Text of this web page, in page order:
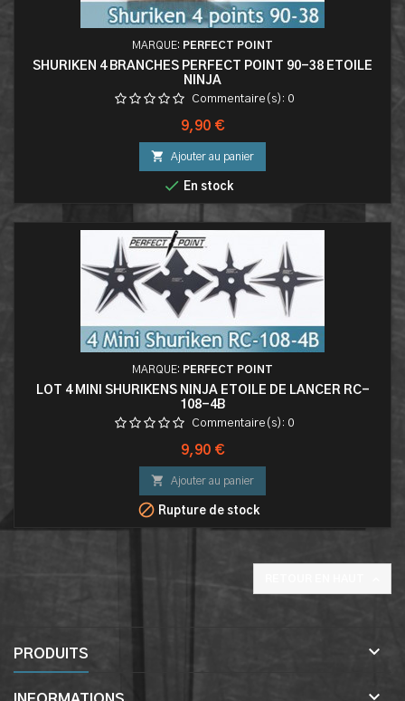
MARQUE: PERFECT POINT
SHURIKEN 4 BRANCHES PERFECT POINT 90-38 ETOILE
NINJA
Commentaire(s): 0
Prix
9,90 €
 Ajouter au panier
 En stock
MARQUE: PERFECT POINT
LOT 4 MINI SHURIKENS NINJA ETOILE DE LANCER RC-
108-4B
Commentaire(s): 0
Prix
9,90 €
 Ajouter au panier
 Rupture de stock
PRODUITS 